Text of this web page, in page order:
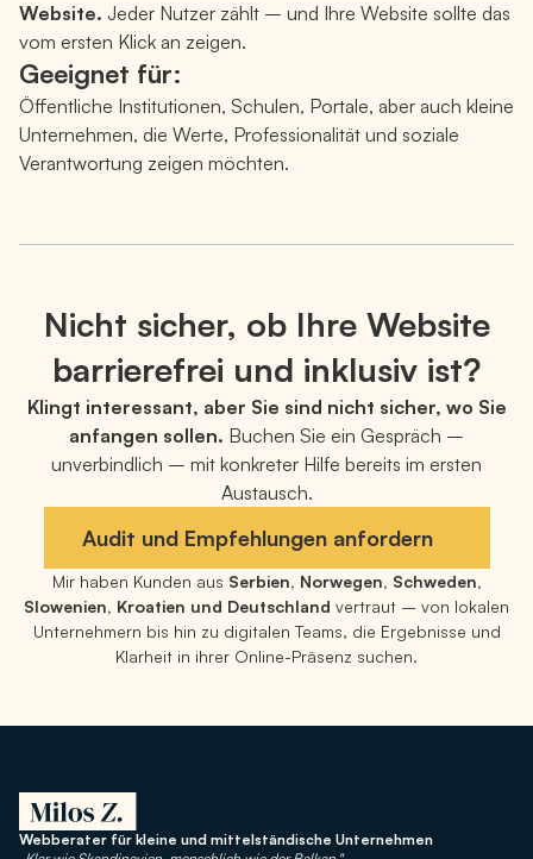
Website. Jeder Nutzer zählt – und Ihre Website sollte das
vom ersten Klick an zeigen.
Geeignet für:
Öffentliche Institutionen, Schulen, Portale, aber auch kleine
Unternehmen, die Werte, Professionalität und soziale
Verantwortung zeigen möchten.
Nicht sicher, ob Ihre Website
barrierefrei und inklusiv ist?
Klingt interessant, aber Sie sind nicht sicher, wo Sie
anfangen sollen. Buchen Sie ein Gespräch –
unverbindlich – mit konkreter Hilfe bereits im ersten
Austausch.
Audit und Empfehlungen anfordern
Mir haben Kunden aus Serbien, Norwegen, Schweden,
Slowenien, Kroatien und Deutschland vertraut – von lokalen
Unternehmern bis hin zu digitalen Teams, die Ergebnisse und
Klarheit in ihrer Online-Präsenz suchen.
Webberater für kleine und mittelständische Unternehmen